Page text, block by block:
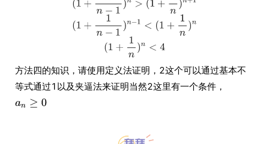
方法四的知识，请使用定义法证明，2这个可以通过基本不
等式通过1以及夹逼法来证明当然2这里有一个条件，